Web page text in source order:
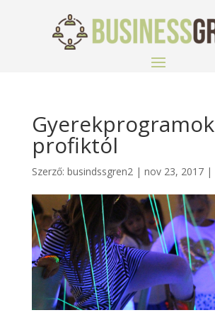
Gyerekprogramok
profiktól
Szerző: busindssgren2| nov 23, 2017|